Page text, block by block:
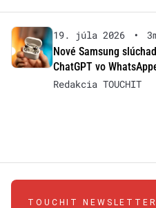
19. júla 2026 •
Nové Samsung
ChatGPT vo
Redakcia TOUCHIT
TOUCHIT NEWSLETTER